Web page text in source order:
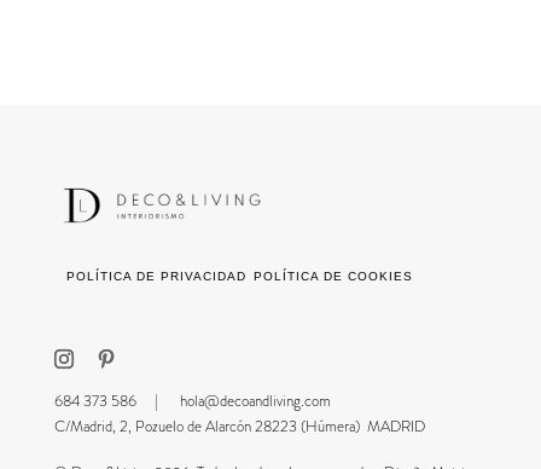
POLÍTICA DE PRIVACIDAD POLÍTICA DE COOKIES
684 373 586 | hola@decoandliving.com
C/Madrid, 2, Pozuelo de Alarcón 28223 (Húmera) MADRID